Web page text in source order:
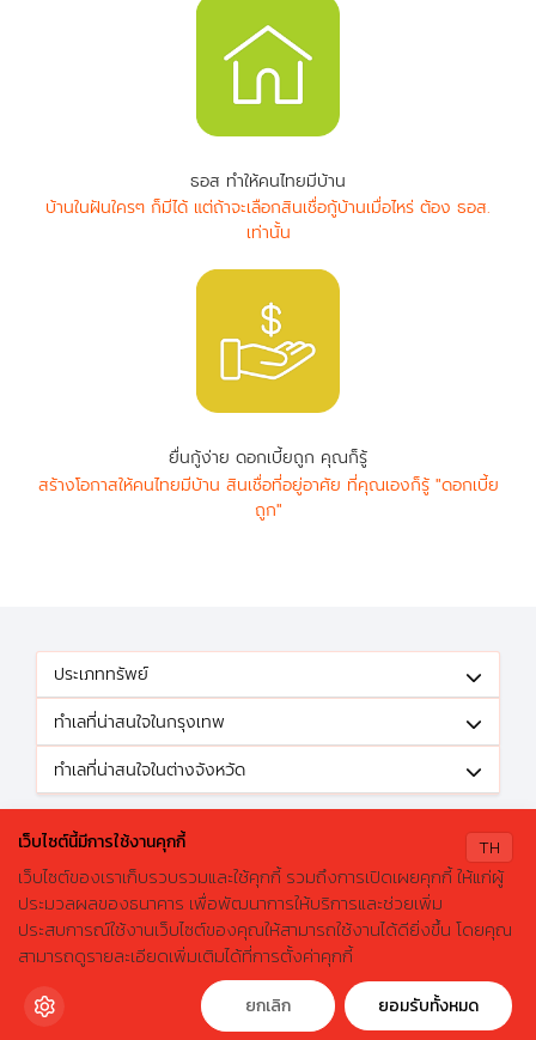
ค้นหาบ้านมือสองธอส.
ลองเปลี่ยนมาใช้ผ่านแอปดูสิ ใช้ง่าย รวดเร็ว โหลดเลย!
X
ธอส ทำให้คนไทยมีบ้าน
บ้านในฝันใครๆ ก็มีได้ แต่ถ้าจะเลือกสินเชื่อกู้บ้านเมื่อไหร่ ต้อง ธอส.
เท่านั้น
ยื่นกู้ง่าย ดอกเบี้ยถูก คุณก็รู้
สร้างโอกาสให้คนไทยมีบ้าน สินเชื่อที่อยู่อาศัย ที่คุณเองก็รู้ "ดอกเบี้ย
ถูก"
ประเภททรัพย์
ทำเลที่น่าสนใจในกรุงเทพ
ทำเลที่น่าสนใจในต่างจังหวัด
© 2026 GHBhomecenter.com. All rights reserved.
ธนาคารอาคารสงเคราะห์ (สำนักงานใหญ่) 63 ถนนพระราม 9 เขตห้วยขวาง
กรุงเทพมหานคร 10310
โทรศัพท์: 0-2645-9000 โทรสาร: 0-2645-9001 อีเมล :
crm@ghb.co.thเว็บไซต์
www.ghbank.co.th
TH
เว็บไซต์นี้มีการใช้งานคุกกี้
เว็บไซต์ของเราเก็บรวบรวมและใช้คุกกี้ รวมถึงการเปิดเผยคุกกี้ ให้แก่ผู้
ประมวลผลของธนาคาร เพื่อพัฒนาการให้บริการและช่วยเพิ่ม
ประสบการณ์ใช้งานเว็บไซต์ของคุณให้สามารถใช้งานได้ดียิ่งขึ้น โดยคุณ
สามารถดูรายละเอียดเพิ่มเติมได้ที่การตั้งค่าคุกกี้
ยกเลิก ยอมรับทั้งหมด